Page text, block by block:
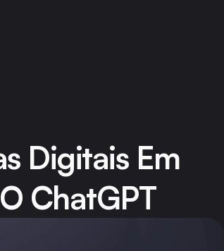
Digitais Em
ChatGPT